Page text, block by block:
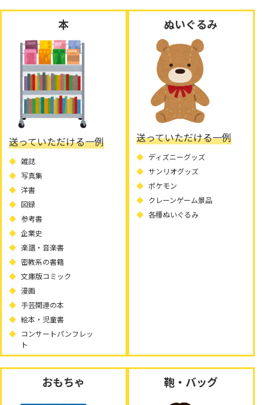
本
送っていただける一例
雑誌
写真集
洋書
図録
参考書
企業史
楽譜・音楽書
密教系の書籍
文庫版コミック
漫画
手芸関連の本
絵本・児童書
コンサートパンフレッ
ト
ぬいぐるみ
送っていただける一例
ディズニーグッズ
サンリオグッズ
ポケモン
クレーンゲーム景品
各種ぬいぐるみ
おもちゃ 鞄・バッグ